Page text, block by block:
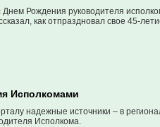
Днем Рождения руководителя
как отпраздновал свое 45-
Исполкомами
надежные источники – в
Исполкома.